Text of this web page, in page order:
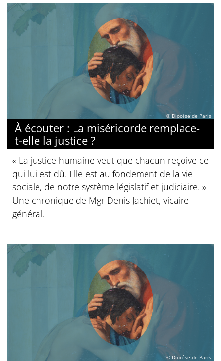
© Diocèse de Paris
À écouter : La miséricorde remplace-
t-elle la justice ?
« La justice humaine veut que chacun reçoive ce
qui lui est dû. Elle est au fondement de la vie
sociale, de notre système législatif et judiciaire. »
Une chronique de Mgr Denis Jachiet, vicaire
général.
© Diocèse de Paris